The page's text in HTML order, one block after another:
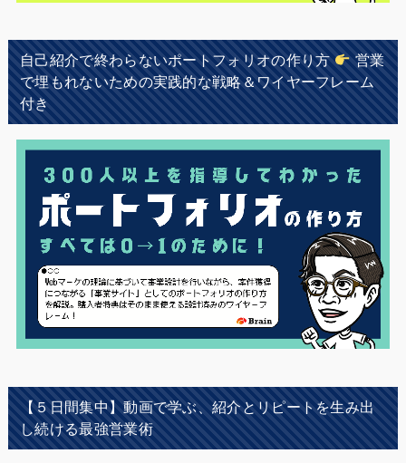
自己紹介で終わらないポートフォリオの作り方
営業
で埋もれないための実践的な戦略＆ワイヤーフレーム
付き
【５日間集中】動画で学ぶ、紹介とリピートを生み出
し続ける最強営業術